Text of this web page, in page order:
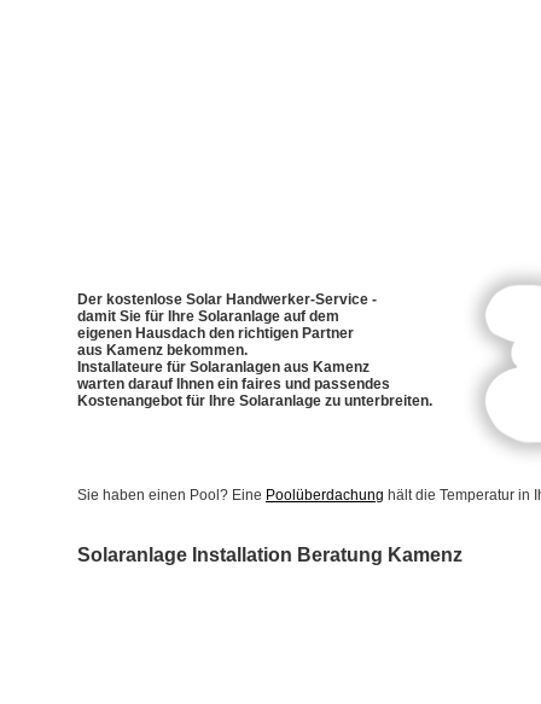
Der kostenlose Solar Handwerker-Service -
damit Sie für Ihre Solaranlage auf dem
eigenen Hausdach den richtigen Partner
aus Kamenz bekommen.
Installateure für Solaranlagen aus Kamenz
warten darauf Ihnen ein faires und passendes
Kostenangebot für Ihre Solaranlage zu unterbreiten.
Sie haben einen Pool? Eine Poolüberdachung hält die Temperatur in
Solaranlage Installation Beratung Kamenz